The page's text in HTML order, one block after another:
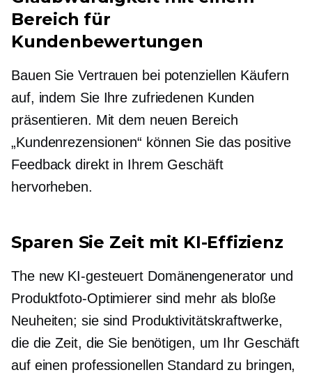
Bereich für
Kundenbewertungen
Bauen Sie Vertrauen bei potenziellen Käufern
auf, indem Sie Ihre zufriedenen Kunden
präsentieren. Mit dem neuen Bereich
„Kundenrezensionen“ können Sie das positive
Feedback direkt in Ihrem Geschäft
hervorheben.
Sparen Sie Zeit mit KI-Effizienz
The new KI-gesteuert Domänengenerator und
Produktfoto-Optimierer sind mehr als bloße
Neuheiten; sie sind Produktivitätskraftwerke,
die die Zeit, die Sie benötigen, um Ihr Geschäft
auf einen professionellen Standard zu bringen,